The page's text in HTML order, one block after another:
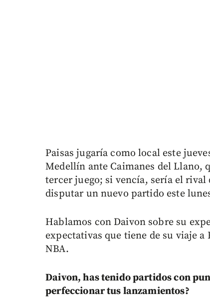
Paisas jugaría como local este
Medellín ante Caimanes del Llano,
tercer juego; si vencía, sería el
disputar un nuevo partido este
Hablamos con Daivon sobre su
expectativas que tiene de su viaje
NBA.
Daivon, has tenido partidos con
perfeccionar tus lanzamientos?